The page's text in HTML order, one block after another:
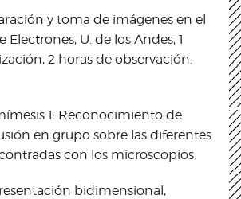
y toma de imágenes en el
Electrones, U. de los Andes, 1
2 horas de observación.
1: Reconocimiento de
en grupo sobre las diferentes
con los microscopios.
bidimensional,